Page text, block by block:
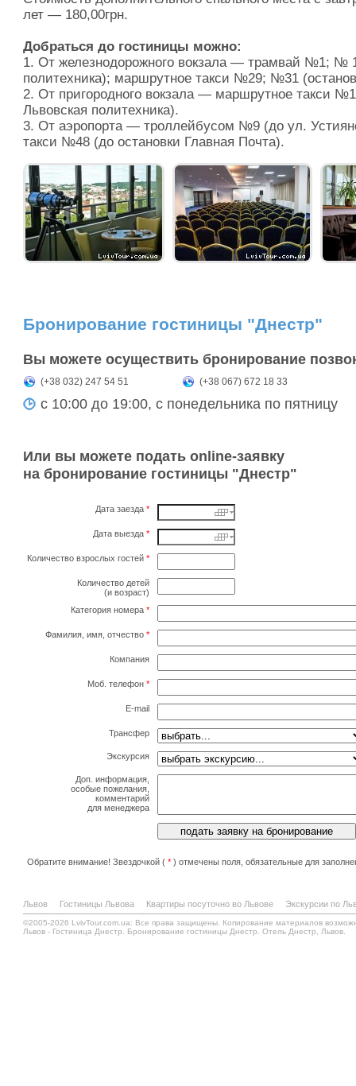
лет — 180,00грн.
Добраться до гостиницы можно:
1. От железнодорожного вокзала — трамвай №1; №
политехника); маршрутное такси №29; №31
2. От пригородного вокзала — маршрутное такси
Львовская политехника).
3. От аэропорта — троллейбусом №9 (до ул.
такси №48 (до остановки Главная Почта).
Бронирование гостиницы "Днестр"
Вы можете осуществить бронирование
(+38 032) 247 54 51 (+38 067) 672 18 33
с 10:00 до 19:00, с понедельника по пятницу
Или вы можете подать online-заявку
на бронирование гостиницы "Днестр"
Дата заезда *
Дата выезда *
Количество взрослых гостей *
Количество детей
(и возраст)
Категория номера *
Фамилия, имя, отчество *
Компания
Моб. телефон *
E-mail
Трансфер
Экскурсия
Доп. информация,
особые пожелания,
комментарий
для менеджера
Обратите внимание! Звездочкой ( *) отмечены поля, обязательные для
Львов Гостиницы Львова Квартиры посуточно во Львове Экскурсии по
©2005-2026 LvivTour.com.ua: Все права защищены. Копирование материалов
Львов - Гостиница Днестр. Бронирование гостиницы Днестр. Отель Днестр, Львов.